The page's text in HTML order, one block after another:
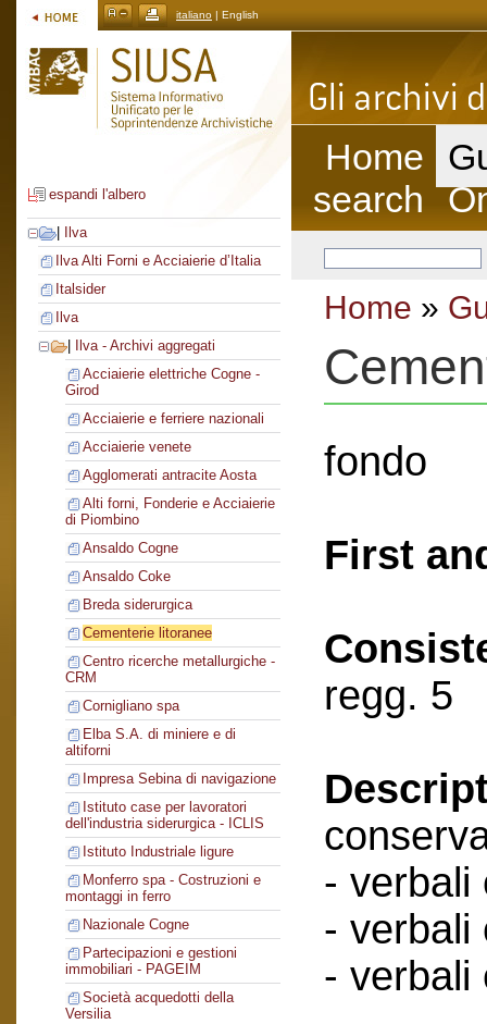
italiano | English
espandi l'albero
Ilva
Ilva Alti Forni e Acciaierie d’Italia
Italsider
Ilva
Ilva - Archivi aggregati
Acciaierie elettriche Cogne -
Girod
Acciaierie e ferriere nazionali
Acciaierie venete
Agglomerati antracite Aosta
Alti forni, Fonderie e Acciaierie
di Piombino
Ansaldo Cogne
Ansaldo Coke
Breda siderurgica
Cementerie litoranee
Centro ricerche metallurgiche -
CRM
Cornigliano spa
Elba S.A. di miniere e di
altiforni
Impresa Sebina di navigazione
Istituto case per lavoratori
dell'industria siderurgica - ICLIS
Istituto Industriale ligure
Monferro spa - Costruzioni e
montaggi in ferro
Nazionale Cogne
Partecipazioni e gestioni
immobiliari - PAGEIM
Società acquedotti della
Versilia
Home
search
Home »
fondo
First
regg. 5
- verbali
- verbali
- verbali